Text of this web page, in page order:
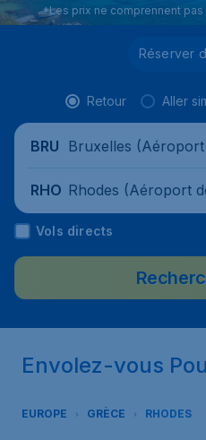
*Les prix ne comprennent pas
Réserver
Retour Aller
BRU Bruxelles
RHO Rhodes (Aéroport
Vols directs
Envolez-vous
EUROPE GRÈCE RHODES